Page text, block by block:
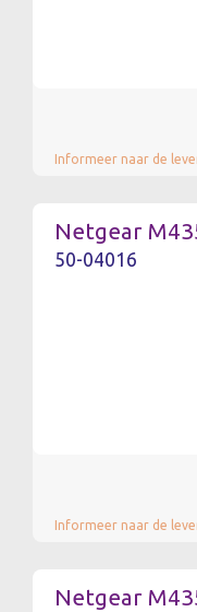
Informeer naar de
Netgear
50-04016
Informeer naar de
Netgear